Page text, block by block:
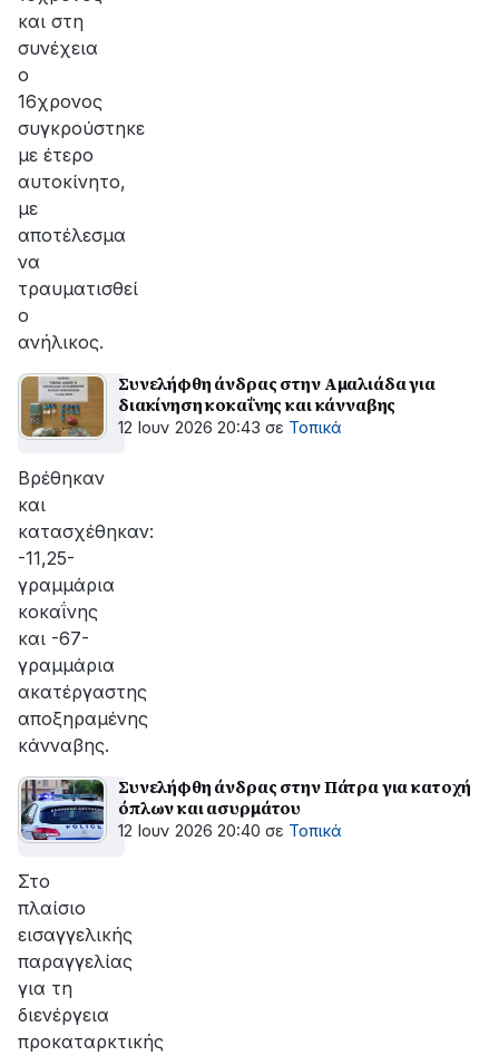
και στη
συνέχεια
ο
16χρονος
συγκρούστηκε
με έτερο
αυτοκίνητο,
με
αποτέλεσμα
να
τραυματισθεί
ο
ανήλικος.
Συνελήφθη άνδρας στην Αμαλιάδα για
διακίνηση κοκαΐνης και κάνναβης
12 Ιουν 2026 20:43 σε Τοπικά
Βρέθηκαν
και
κατασχέθηκαν:
-11,25-
γραμμάρια
κοκαΐνης
και -67-
γραμμάρια
ακατέργαστης
αποξηραμένης
κάνναβης.
Συνελήφθη άνδρας στην Πάτρα για κατοχή
όπλων και ασυρμάτου
12 Ιουν 2026 20:40 σε Τοπικά
Στο
πλαίσιο
εισαγγελικής
παραγγελίας
για τη
διενέργεια
προκαταρκτικής